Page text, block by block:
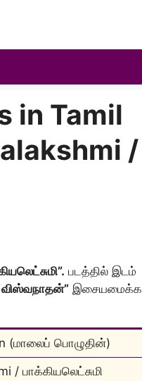
in Tamil
/
படத்தில் இடம்
இசையமைக்க
(மாலைப் பொழுதின்)
/ பாக்கியலெட்சுமி